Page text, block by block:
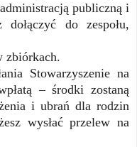
publiczną i
do zespołu,
zbiórkach.
Stowarzyszeniena
– środki zostaną
i ubrań dla rodzin
wysłać przelew na